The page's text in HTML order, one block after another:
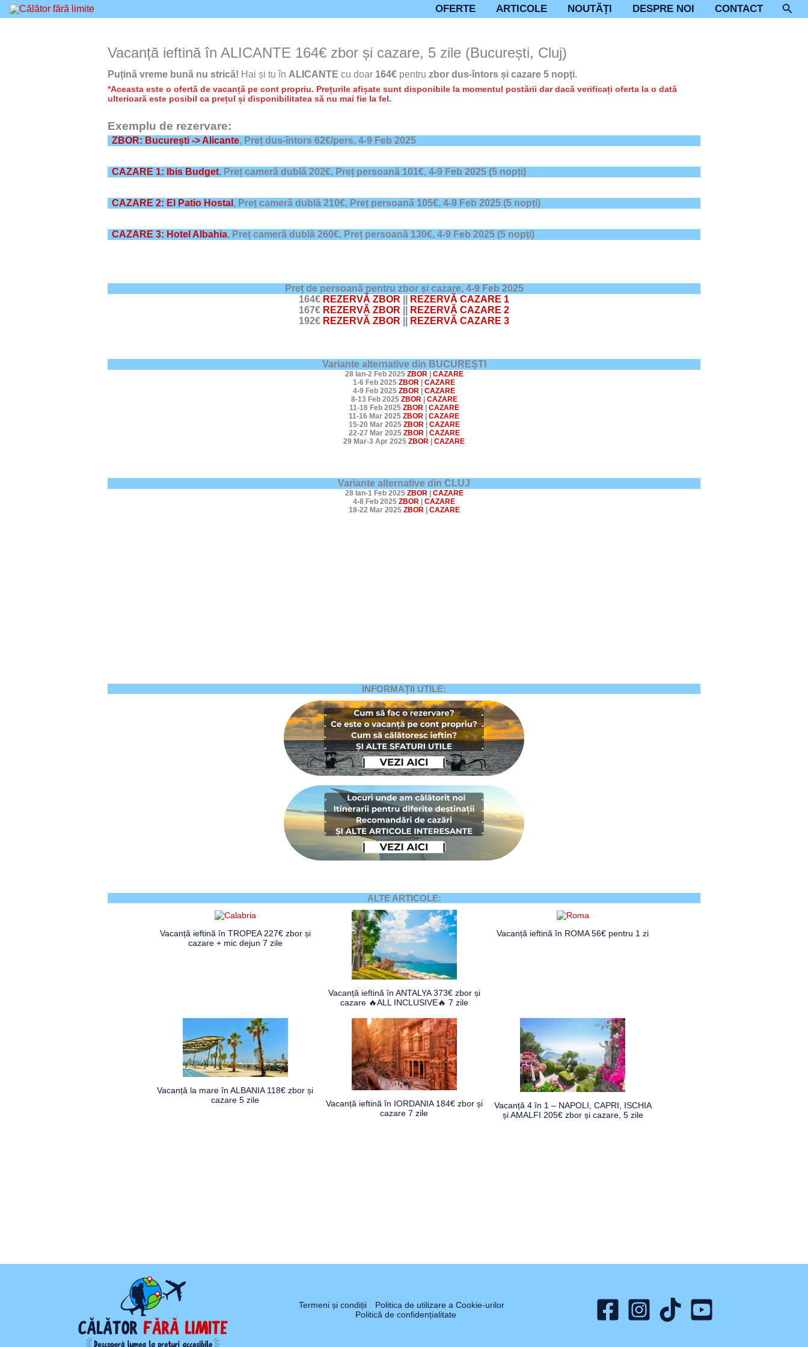
Skip
OFERTE ARTICOLE NOUTĂȚI DESPRE NOI CONTACT
Vacanță ieftină în ALICANTE 164€ zbor și cazare, 5 zile (București, Cluj)
Puțină vreme bună nu strică! Hai și tu în ALICANTE cu doar 164€pentru zbor dus-întors și cazare 5 nopți.
*Aceasta este o ofertă de vacanță pe cont propriu. Prețurile afișate sunt disponibile la momentul postării dar dacă verificați oferta la o dată
ulterioară este posibil ca prețul și disponibilitatea să nu mai fie la fel.
Exemplu de rezervare:
ZBOR: București -> Alicante, Preț dus-întors 62€/pers, 4-9 Feb 2025
CAZARE 1: Ibis Budget, Preț cameră dublă 202€, Preț persoană 101€, 4-9 Feb 2025(5 nopți)
CAZARE 2: El Patio Hostal , Preț cameră dublă 210€, Preț persoană 105€, 4-9 Feb 2025(5 nopți)
CAZARE 3: Hotel Albahia, Preț cameră dublă 260€, Preț persoană 130€, 4-9 Feb 2025(5 nopți)
Preț de persoană pentru zbor și cazare, 4-9 Feb 2025
164€ REZERVĂ ZBOR
REZERVĂ CAZARE 1
167€ REZERVĂ ZBOR
REZERVĂ CAZARE 2
192€ REZERVĂ ZBOR REZERVĂ CAZARE 3
Variante alternative din BUCUREȘTI
28 Ian-2 Feb 2025 ZBOR | CAZARE
1-6 Feb 2025 ZBOR | CAZARE
4-9 Feb 2025 ZBOR | CAZARE
8-13 Feb 2025 ZBOR | CAZARE
11-16 Feb 2025 ZBOR | CAZARE
11-16 Mar 2025 ZBOR | CAZARE
15-20 Mar 2025 ZBOR | CAZARE
22-27 Mar 2025 ZBOR | CAZARE
29 Mar-3 Apr 2025 ZBOR | CAZARE
Variante alternative din CLUJ
28 Ian-1 Feb 2025 ZBOR| CAZARE
4-8 Feb 2025 ZBOR | CAZARE
18-22 Mar 2025 ZBOR| CAZARE
INFORMAȚII UTILE:
ALTE ARTICOLE:
Vacanță ieftină în TROPEA 227€ zbor și
cazare + mic dejun 7 zile
Vacanță ieftină în ANTALYA 373€ zbor și
cazare 🔥ALL INCLUSIVE🔥 7 zile
Vacanță ieftină în ROMA 56€ pentru 1 zi
Vacanță la mare în ALBANIA 118€ zbor și
cazare 5 zile
Vacanță ieftină în IORDANIA 184€ zbor și
cazare 7 zile
Vacanță 4 în 1 – NAPOLI, CAPRI, ISCHIA
și AMALFI 205€ zbor și cazare, 5 zile
Termeni și condiții
Politica de utilizare a Cookie-urilor
Politică de confidențialitate